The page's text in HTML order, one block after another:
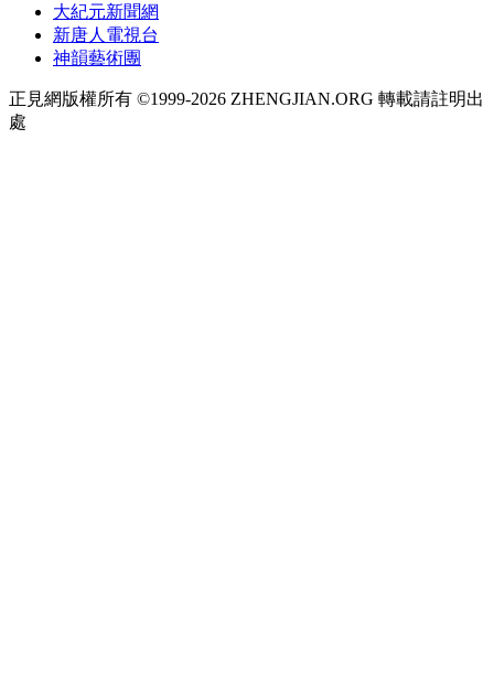
大紀元新聞網
新唐人電視台
神韻藝術團
正見網版權所有 ©1999-2026 ZHENGJIAN.ORG 轉載請註明出
處